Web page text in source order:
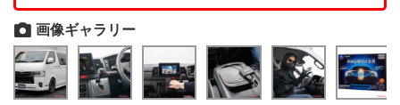
画像ギャラリー